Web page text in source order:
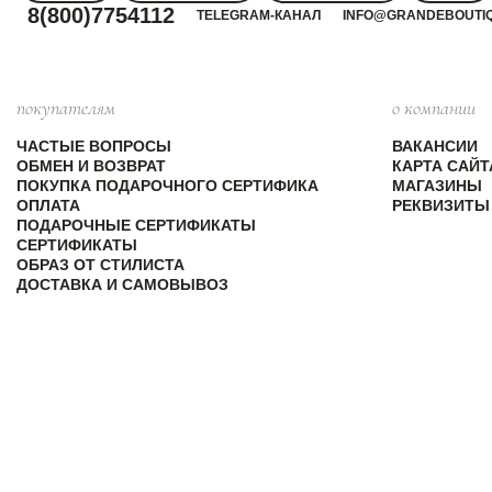
8(800)7754112 TELEGRAM-КАНАЛ
покупателям
ЧАСТЫЕ ВОПРОСЫ
ОБМЕН И ВОЗВРАТ
ПОКУПКА ПОДАРОЧНОГО СЕРТИФИКА
ОПЛАТА
ПОДАРОЧНЫЕ СЕРТИФИКАТЫ
СЕРТИФИКАТЫ
ОБРАЗ ОТ СТИЛИСТА
ДОСТАВКА И САМОВЫВОЗ
о компании
ВАКАНСИИ
КАРТА
МАГАЗИНЫ
РЕКВИЗИТЫ